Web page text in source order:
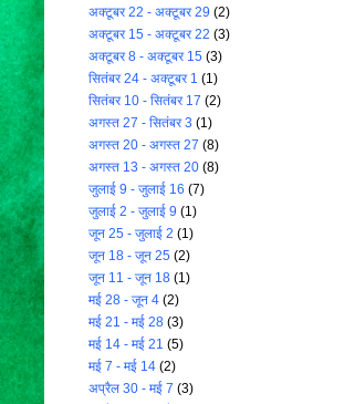
अक्टूबर 22 - अक्टूबर 29 (2)
अक्टूबर 15 - अक्टूबर 22 (3)
अक्टूबर 8 - अक्टूबर 15 (3)
सितंबर 24 - अक्टूबर 1 (1)
सितंबर 10 - सितंबर 17 (2)
अगस्त 27 - सितंबर 3 (1)
अगस्त 20 - अगस्त 27 (8)
अगस्त 13 - अगस्त 20 (8)
जुलाई 9 - जुलाई 16 (7)
जुलाई 2 - जुलाई 9 (1)
जून 25 - जुलाई 2 (1)
जून 18 - जून 25 (2)
जून 11 - जून 18 (1)
मई 28 - जून 4 (2)
मई 21 - मई 28 (3)
मई 14 - मई 21 (5)
मई 7 - मई 14 (2)
अप्रैल 30 - मई 7 (3)